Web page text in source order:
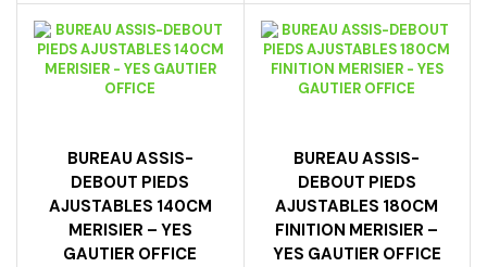
BUREAU ASSIS-
DEBOUT PIEDS
AJUSTABLES 140CM
MERISIER – YES
GAUTIER OFFICE
BUREAU ASSIS-
DEBOUT PIEDS
AJUSTABLES 180CM
FINITION MERISIER –
YES GAUTIER OFFICE